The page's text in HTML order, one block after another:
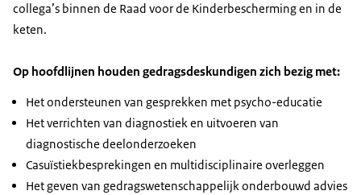
collega’s binnen de Raad voor de Kinderbescherming en in de
keten.
Op hoofdlijnen houden gedragsdeskundigen zich bezig met:
Het ondersteunen van gesprekken met psycho-educatie
Het verrichten van diagnostiek en uitvoeren van
diagnostische deelonderzoeken
Casuïstiekbesprekingen en multidisciplinaire overleggen
Het geven van gedragswetenschappelijk onderbouwd advies